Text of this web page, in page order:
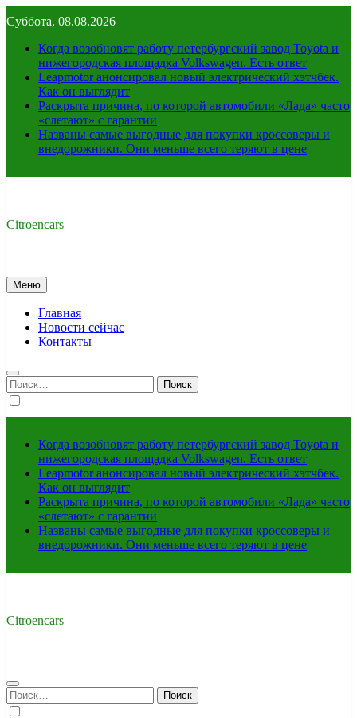
к
содержимому
Суббота, 08.08.2026
Когда возобновят работу петербургский завод Toyota и
нижегородская площадка Volkswagen. Есть ответ
Leapmotor анонсировал новый электрический хэтчбек.
Как он выглядит
Раскрыта причина, по которой автомобили «Лада» часто
«слетают» с гарантии
Названы самые выгодные для покупки кроссоверы и
внедорожники. Они меньше всего теряют в цене
Citroencars
Меню
Главная
Новости сейчас
Контакты
Найти:
Когда возобновят работу петербургский завод Toyota и
нижегородская площадка Volkswagen. Есть ответ
Leapmotor анонсировал новый электрический хэтчбек.
Как он выглядит
Раскрыта причина, по которой автомобили «Лада» часто
«слетают» с гарантии
Названы самые выгодные для покупки кроссоверы и
внедорожники. Они меньше всего теряют в цене
Citroencars
Найти: